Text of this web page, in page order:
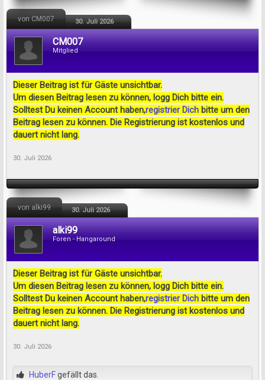
von CM007 30. Juli 2026
CM007
Mitglied
Dieser Beitrag ist für Gäste unsichtbar.
Um diesen Beitrag lesen zu können, logg Dich bitte ein.
Solltest Du keinen Account haben,registrier Dich bitte um den
Beitrag lesen zu können. Die Registrierung ist kostenlos und
dauert nicht lang.
30. Juli 2026
von alki99 30. Juli 2026
alki99
Foren - Hangaround
Dieser Beitrag ist für Gäste unsichtbar.
Um diesen Beitrag lesen zu können, logg Dich bitte ein.
Solltest Du keinen Account haben,registrier Dich bitte um den
Beitrag lesen zu können. Die Registrierung ist kostenlos und
dauert nicht lang.
30. Juli 2026
HuberFgefällt das.